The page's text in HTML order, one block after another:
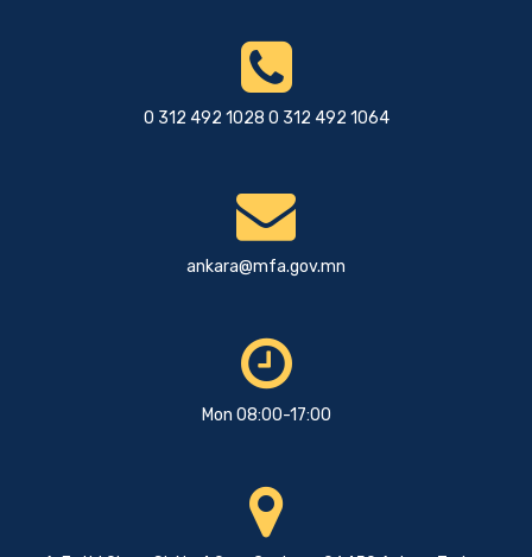
0 312 492 1028 0 312 492 1064
ankara@mfa.gov.mn
Mon 08:00-17:00